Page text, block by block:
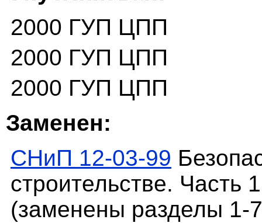
2000 ГУП ЦПП
2000 ГУП ЦПП
2000 ГУП ЦПП
Заменен:
СНиП 12-03-99
строительстве.
(заменены разделы 1-